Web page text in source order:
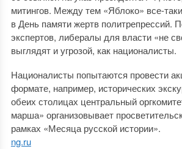
митингов. Между тем «Яблоко» все-
в День памяти жертв политрепрессий.
экспертов, либералы для власти «не
выглядят и угрозой, как националисты.
Националисты попытаются провести
формате, например, исторических
обеих столицах центральный
марша» организовывает
рамках «Месяца русской истории».
ng.ru